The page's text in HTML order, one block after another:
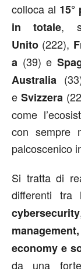
colloca al
in totale,
Unito (222),
a (39) e
Australia
e Svizzera
come
con sempre
palcoscenico
Si tratta di
differenti tra
cybersecurity
economy e
da una